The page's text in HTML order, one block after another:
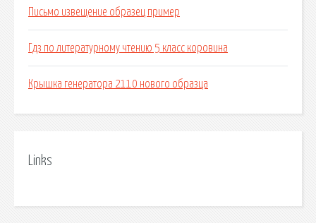
Письмо извещение образец пример
Гдз по литературному чтению 5 класс коровина
Крышка генератора 2110 нового образца
Links